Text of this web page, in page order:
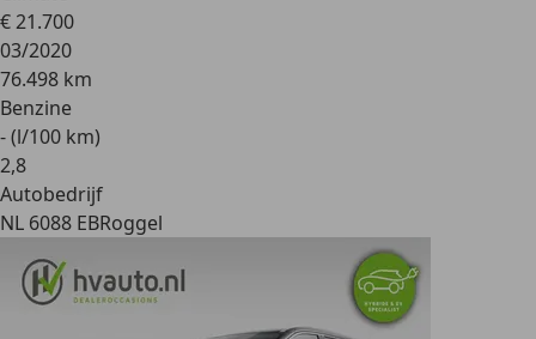
€ 21.700
03/2020
76.498 km
Benzine
- (l/100 km)
2,8
Autobedrijf
NL 6088 EBRoggel